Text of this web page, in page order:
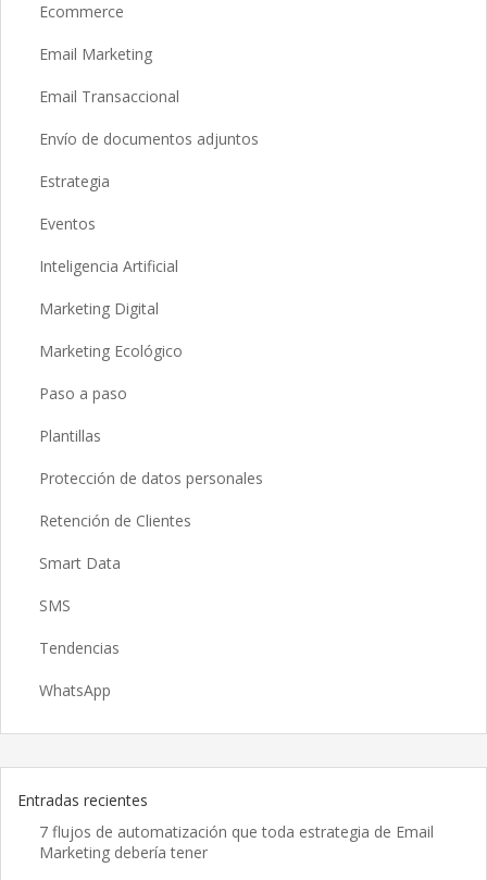
Ecommerce
Email Marketing
Email Transaccional
Envío de documentos adjuntos
Estrategia
Eventos
Inteligencia Artificial
Marketing Digital
Marketing Ecológico
Paso a paso
Plantillas
Protección de datos personales
Retención de Clientes
Smart Data
SMS
Tendencias
WhatsApp
Entradas recientes
7 flujos de automatización que toda estrategia de Email
Marketing debería tener